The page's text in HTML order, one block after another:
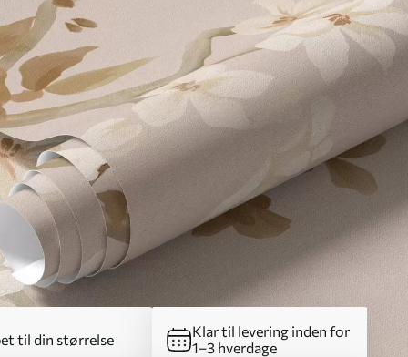
til din størrelse
Klar til levering inden for
1–3 hverdage